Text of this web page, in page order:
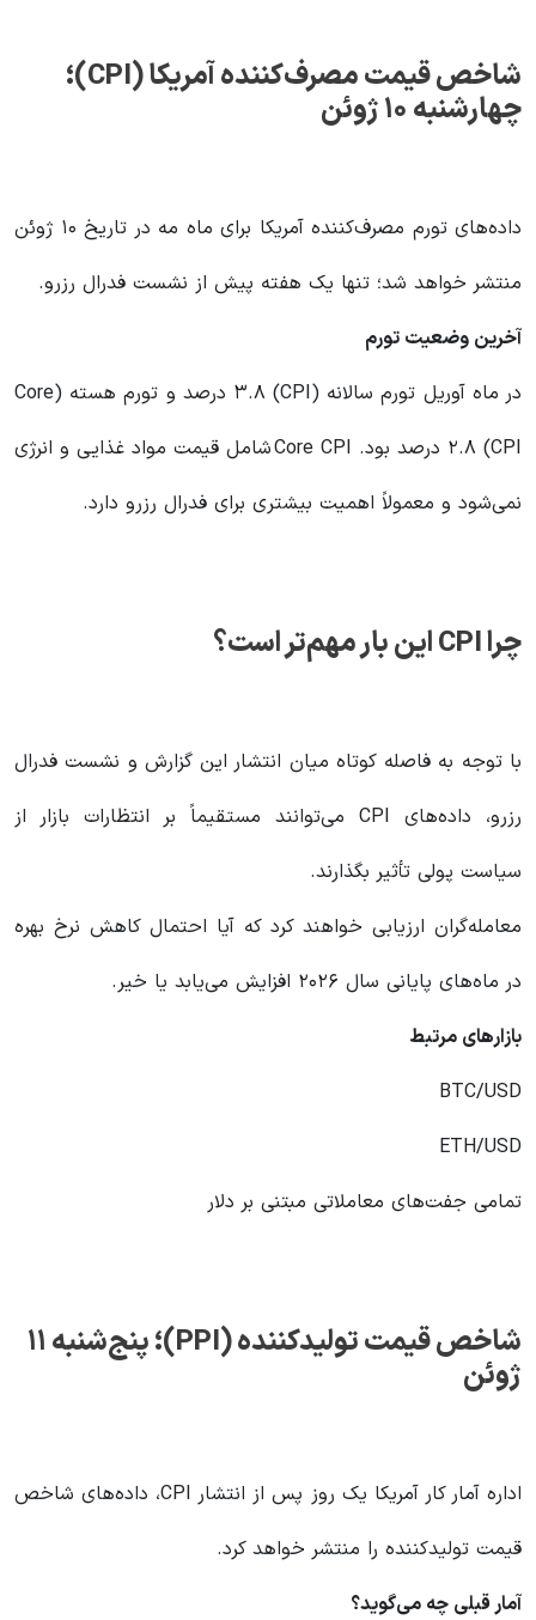
شاخص قیمت مصرف‌کننده آمریکا(CPI)
؛
چهارشنبه ۱۰ ژوئن
داده‌های تورم مصرف‌کننده آمریکا برای ماه مه در تاریخ ۱۰ ژوئن
منتشر خواهد شد؛ تنها یک هفته پیش از نشست فدرال رزرو.
آخرین وضعیت تورم
در ماه آوریل تورم سالانه (CPI) ۳.۸ درصد و تورم هسته (Core
CPI) ۲.۸ درصد بود. Core CPI شامل قیمت مواد غذایی و انرژی
نمی‌شود و معمولاً اهمیت بیشتری برای فدرال رزرو دارد.
چراCPIاین بار مهم‌تر است؟
با توجه به فاصله کوتاه میان انتشار این گزارش و نشست فدرال
رزرو، داده‌های CPI می‌توانند مستقیماً بر انتظارات بازار از
سیاست پولی تأثیر بگذارند.
معامله‌گران ارزیابی خواهند کرد که آیا احتمال کاهش نرخ بهره
در ماه‌های پایانی سال ۲۰۲۶ افزایش می‌یابد یا خیر.
بازارهای مرتبط
BTC/USD
ETH/USD
تمامی جفت‌های معاملاتی مبتنی بر دلار
شاخص قیمت تولیدکننده(PPI)
؛ پنج‌شنبه ۱۱
ژوئن
اداره آمار کار آمریکا یک روز پس از انتشار CPI، داده‌های شاخص
قیمت تولیدکننده را منتشر خواهد کرد.
آمار قبلی چه می‌گوید؟